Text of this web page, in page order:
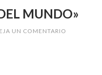
MUNDO»
UN COMENTARIO